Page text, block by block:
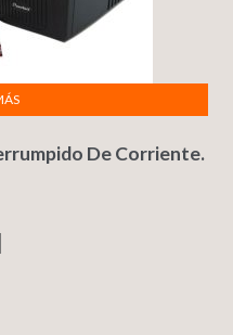
De Corriente.